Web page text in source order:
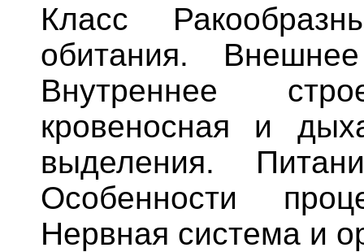
Класс
обитания.
Внутреннее
кровеносная и
выделения.
Особенности
Нервная система и